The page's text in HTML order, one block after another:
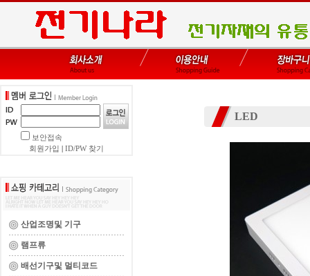
보안접속
회원가입
ID/PW 찾기
산업조명및 기구
램프류
배선기구및 멀티코드
LED